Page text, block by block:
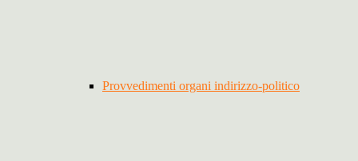
Provvedimenti organi indirizzo-politico